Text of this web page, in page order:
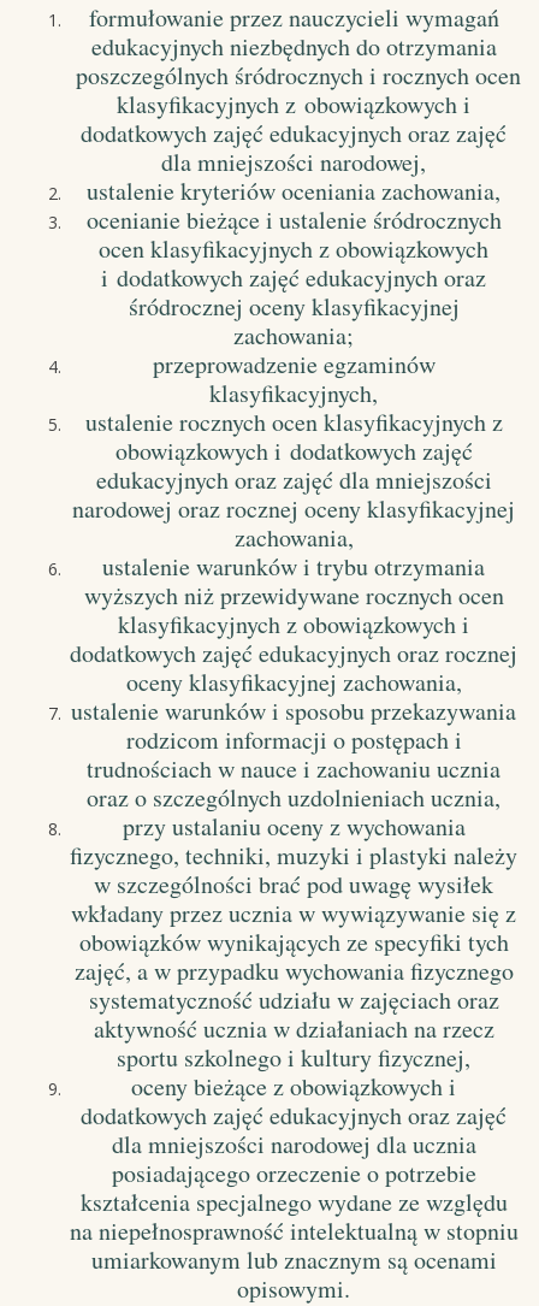
formułowanie przez nauczycieli wymagań
edukacyjnych niezbędnych do otrzymania
poszczególnych śródrocznych i rocznych ocen
klasyfikacyjnych z obowiązkowych i
dodatkowych zajęć edukacyjnych oraz zajęć
dla mniejszości narodowej,
ustalenie kryteriów oceniania zachowania,
ocenianie bieżące i ustalenie śródrocznych
ocen klasyfikacyjnych z obowiązkowych
i dodatkowych zajęć edukacyjnych oraz
śródrocznej oceny klasyfikacyjnej
zachowania;
przeprowadzenie egzaminów
klasyfikacyjnych,
ustalenie rocznych ocen klasyfikacyjnych z
obowiązkowych i dodatkowych zajęć
edukacyjnych oraz zajęć dla mniejszości
narodowej oraz rocznej oceny klasyfikacyjnej
zachowania,
ustalenie warunków i trybu otrzymania
wyższych niż przewidywane rocznych ocen
klasyfikacyjnych z obowiązkowych i
dodatkowych zajęć edukacyjnych oraz rocznej
oceny klasyfikacyjnej zachowania,
ustalenie warunków i sposobu przekazywania
rodzicom informacji o postępach i
trudnościach w nauce i zachowaniu ucznia
oraz o szczególnych uzdolnieniach ucznia,
przy ustalaniu oceny z wychowania
fizycznego, techniki, muzyki i plastyki należy
w szczególności brać pod uwagę wysiłek
wkładany przez ucznia w wywiązywanie się z
obowiązków wynikających ze specyfiki tych
zajęć, a w przypadku wychowania fizycznego
systematyczność udziału w zajęciach oraz
aktywność ucznia w działaniach na rzecz
sportu szkolnego i kultury fizycznej,
oceny bieżące z obowiązkowych i
dodatkowych zajęć edukacyjnych oraz zajęć
dla mniejszości narodowej dla ucznia
posiadającego orzeczenie o potrzebie
kształcenia specjalnego wydane ze względu
na niepełnosprawność intelektualną w stopniu
umiarkowanym lub znacznym są ocenami
opisowymi.